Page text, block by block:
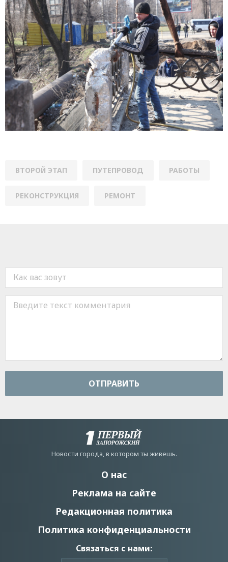
ВТОРОЙ ЭТАП ПУТЕПРОВОД РАБОТЫ
РЕКОНСТРУКЦИЯ РЕМОНТ
ОТПРАВИТЬ
Новости города, в котором ты живешь.
О нас
Реклама на сайте
Редакционная политика
Политика конфиденциальности
Связаться с нами: